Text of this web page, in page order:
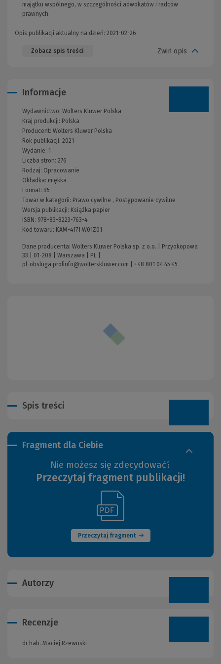
majątku wspólnego, w szczególności adwokatów i radców
prawnych.
Opis publikacji aktualny na dzień: 2021-02-26
Zobacz spis treści Zwiń opis
Fragment dla Ciebie
Nie możesz się zdecydować?
Przeczytaj fragment publikacji!
Przeczytaj fragment
(Nowe
okno)
innej
strony)
Informacje
Wydawnictwo: Wolters Kluwer Polska
Kraj produkcji: Polska
Producent: Wolters Kluwer Polska
Rok publikacji: 2021
Wydanie: 1
Liczba stron: 276
Rodzaj: Opracowanie
Okładka: miękka
Format: B5
Towar w kategorii: Prawo cywilne , Postępowanie cywilne
Wersja publikacji: Książka papier
ISBN: 978-83-8223-763-4
Kod towaru: KAM-4171 W01Z01
Dane producenta: Wolters Kluwer Polska sp. z o.o. | Przyokopowa
33 | 01-208 | Warszawa | PL |
pl-obsluga.profinfo@wolterskluwer.com
+48 801 04 45 45
Spis treści
Autorzy
Recenzje
dr hab. Maciej Rzewuski